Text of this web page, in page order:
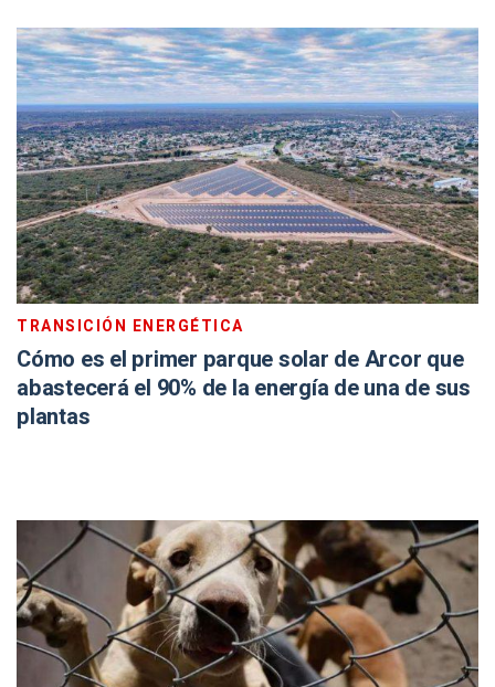
TRANSICIÓN ENERGÉTICA
Cómo es el primer parque solar de Arcor que
abastecerá el 90% de la energía de una de sus
plantas